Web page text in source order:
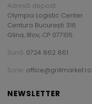
Adresă depozit:
Olympia Logistic Center
Centura București 316
Glina, Ilfov, CP 077105
Sună: 0724 862 861
Scrie: office@grillmarket.ro
NEWSLETTER